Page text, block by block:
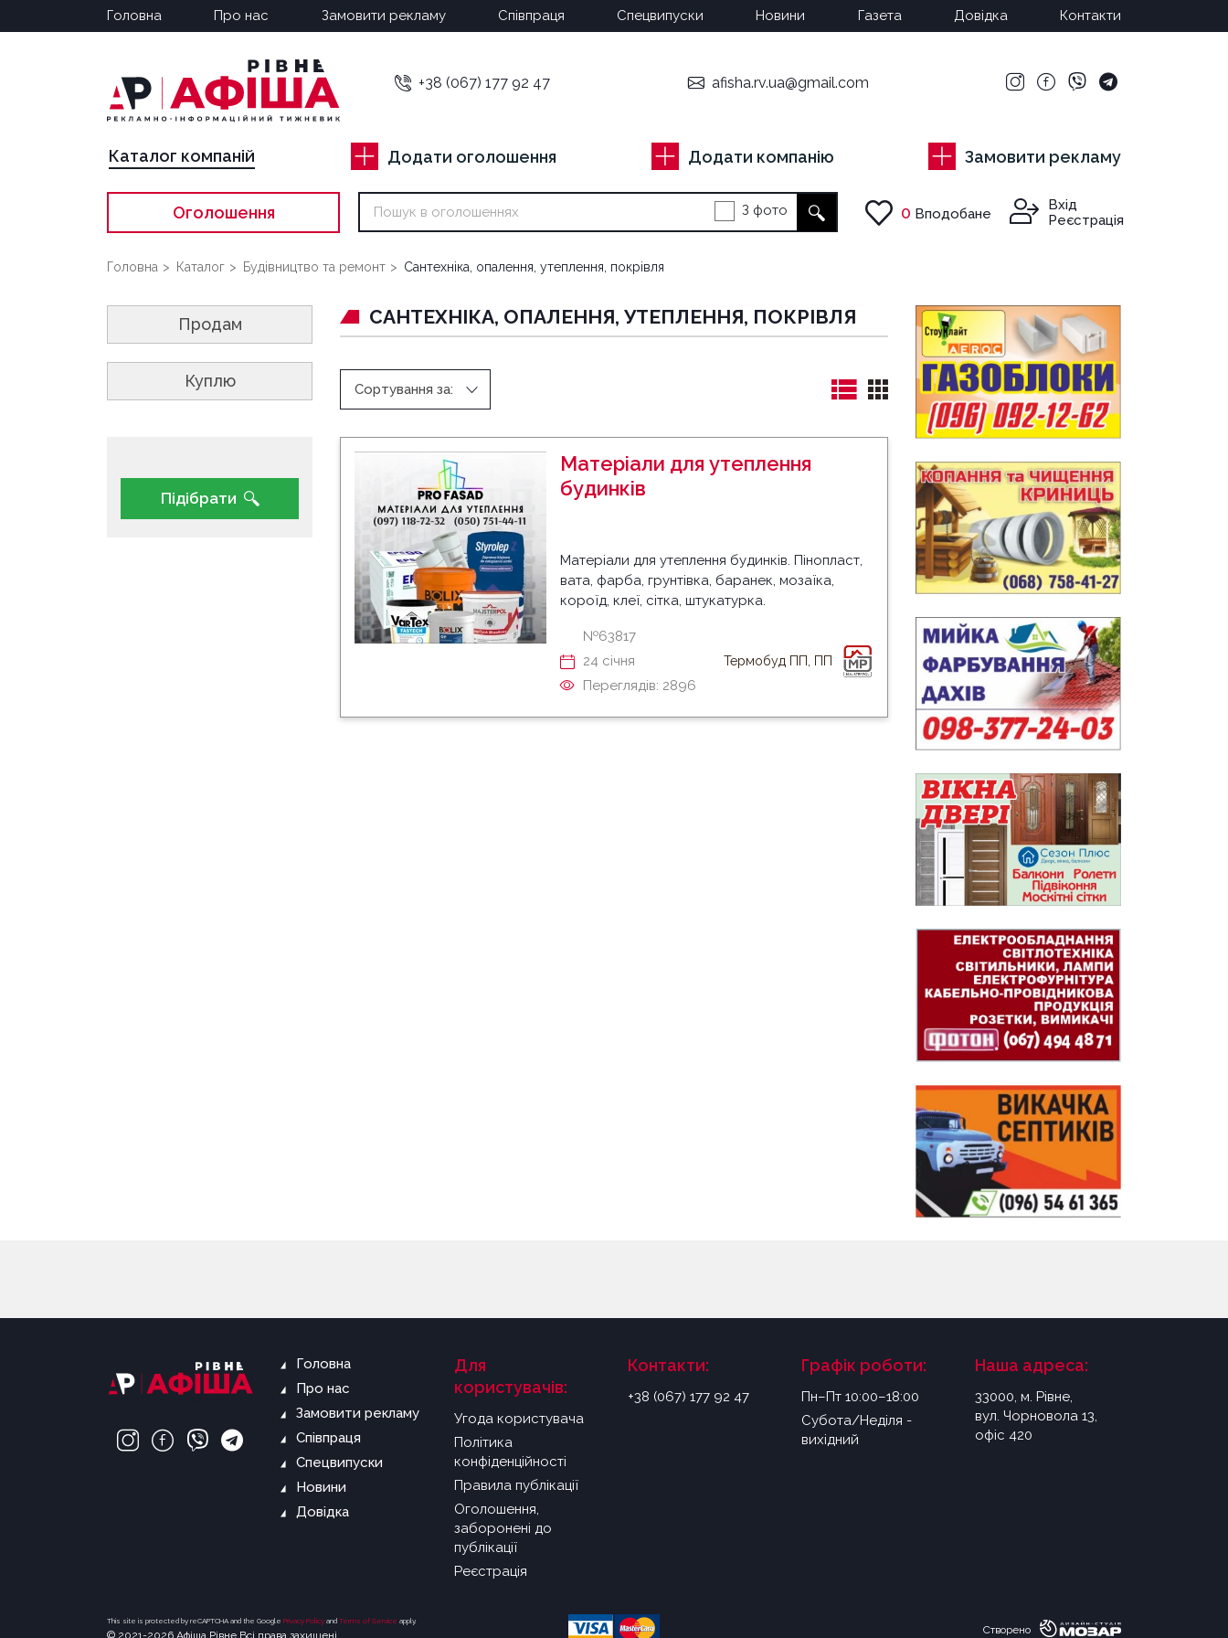
Головна Про нас Замовити рекламу Співпраця Спецвипуски Новини Газета Довідка Контакти
+38 (067) 177 92 47 afisha.rv.ua@gmail.com
Каталог компаній Додати оголошення Додати компанію Замовити рекламу
З фото Пошук
Оголошення 0 Вподобане
Вхід
Реєстрація
Головна Каталог Будівництво та ремонт Сантехніка, опалення, утеплення, покрівля
Продам
Куплю
Підібрати
САНТЕХНІКА, ОПАЛЕННЯ, УТЕПЛЕННЯ, ПОКРІВЛЯ
Сортування за:
Матеріали для утеплення
будинків
Матеріали для утеплення будинків. Пінопласт,
вата, фарба, грунтівка, баранек, мозаїка,
короїд, клеї, сітка, штукатурка.
№63817
24 cічня
Переглядів: 2896
Термобуд ПП, ПП
Головна
Про нас
Замовити рекламу
Співпраця
Спецвипуски
Новини
Довідка
Для
користувачів:
Угода користувача
Політика
конфіденційності
Правила публікації
Оголошення,
заборонені до
публікації
Реєстрація
Контакти:
+38 (067) 177 92 47
Графік роботи:
Пн–Пт 10:00–18:00
Субота/Неділя -
вихідний
Наша адреса:
33000, м. Рівне,
вул. Чорновола 13,
офіс 420
This site is protected by reCAPTCHA and the Google Privacy Policy and Terms of Service apply.
Створено